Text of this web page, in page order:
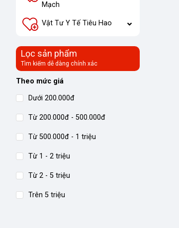
Mạch
Vật Tư Y Tế Tiêu Hao
Lọc sản phẩm
Tìm kiếm dễ dàng chính xác
Theo mức giá
Dưới 200.000đ
Từ 200.000đ - 500.000đ
Từ 500.000đ - 1 triệu
Từ 1 - 2 triệu
Từ 2 - 5 triệu
Trên 5 triệu